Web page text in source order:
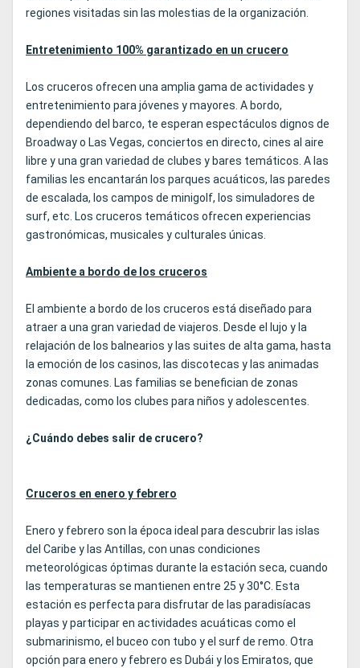
regiones visitadas sin las molestias de la organización.
Entretenimiento 100% garantizado en un crucero
Los cruceros ofrecen una amplia gama de actividades y
entretenimiento para jóvenes y mayores. A bordo,
dependiendo del barco, te esperan espectáculos dignos de
Broadway o Las Vegas, conciertos en directo, cines al aire
libre y una gran variedad de clubes y bares temáticos. A las
familias les encantarán los parques acuáticos, las paredes
de escalada, los campos de minigolf, los simuladores de
surf, etc. Los cruceros temáticos ofrecen experiencias
gastronómicas, musicales y culturales únicas.
Ambiente a bordo de los cruceros
El ambiente a bordo de los cruceros está diseñado para
atraer a una gran variedad de viajeros. Desde el lujo y la
relajación de los balnearios y las suites de alta gama, hasta
la emoción de los casinos, las discotecas y las animadas
zonas comunes. Las familias se benefician de zonas
dedicadas, como los clubes para niños y adolescentes.
¿Cuándo debes salir de crucero?
Cruceros en enero y febrero
Enero y febrero son la época ideal para descubrir las islas
del Caribe y las Antillas, con unas condiciones
meteorológicas óptimas durante la estación seca, cuando
las temperaturas se mantienen entre 25 y 30°C. Esta
estación es perfecta para disfrutar de las paradisíacas
playas y participar en actividades acuáticas como el
submarinismo, el buceo con tubo y el surf de remo. Otra
opción para enero y febrero es Dubái y los Emiratos, que